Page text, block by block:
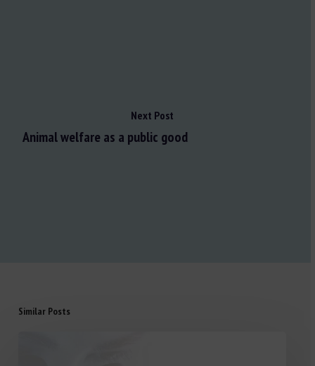
Next Post
Animal welfare as a public good
Similar Posts